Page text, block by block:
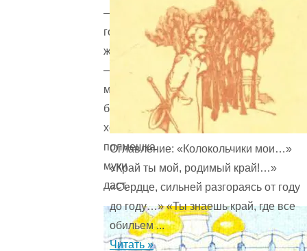
—
говорит
жена,
—
может
быть,
хоть
полмешка
муки
даст.
Оглавление: «Колокольчики мои…»
«Край ты мой, родимый край!…»
«Сердце, сильней разгораясь от году
до году…» «Ты знаешь край, где все
обильем ...
Читать »